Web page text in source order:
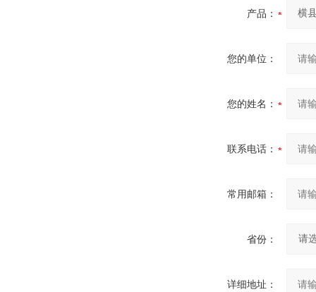
产品：
您的单位：
您的姓名：
联系电话：
常用邮箱：
省份：
详细地址：